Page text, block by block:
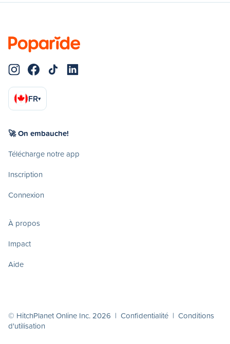
FR▾
🚀 On embauche!
Télécharge notre app
Inscription
Connexion
À propos
Impact
Aide
© HitchPlanet Online Inc. 2026 | Confidentialité | Conditions
d'utilisation